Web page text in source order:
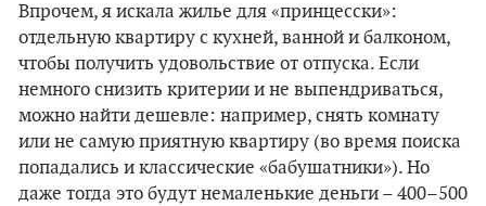
Впрочем, я искала жилье для «принцесски»:
отдельную квартиру с кухней, ванной и балконом,
чтобы получить удовольствие от отпуска. Если
немного снизить критерии и не выпендриваться,
можно найти дешевле: например, снять комнату
или не самую приятную квартиру (во время поиска
попадались и классические «бабушатники»). Но
даже тогда это будут немаленькие деньги – 400–500